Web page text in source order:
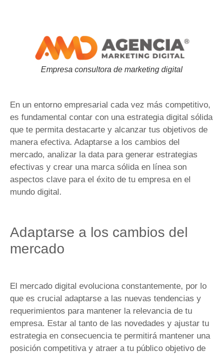
Empresa consultora de marketing digital
En un entorno empresarial cada vez más competitivo,
es fundamental contar con una estrategia digital sólida
que te permita destacarte y alcanzar tus objetivos de
manera efectiva. Adaptarse a los cambios del
mercado, analizar la data para generar estrategias
efectivas y crear una marca sólida en línea son
aspectos clave para el éxito de tu empresa en el
mundo digital.
Adaptarse a los cambios del
mercado
El mercado digital evoluciona constantemente, por lo
que es crucial adaptarse a las nuevas tendencias y
requerimientos para mantener la relevancia de tu
empresa. Estar al tanto de las novedades y ajustar tu
estrategia en consecuencia te permitirá mantener una
posición competitiva y atraer a tu público objetivo de